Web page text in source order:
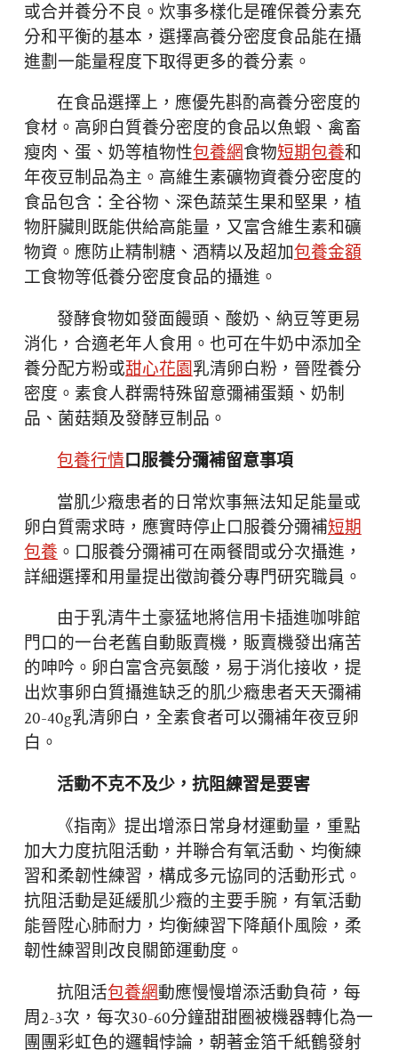
或合并養分不良。炊事多樣化是確保養分素充
分和平衡的基本，選擇高養分密度食品能在攝
進劃一能量程度下取得更多的養分素。
在食品選擇上，應優先斟酌高養分密度的
食材。高卵白質養分密度的食品以魚蝦、禽畜
瘦肉、蛋、奶等植物性包養網食物短期包養和
年夜豆制品為主。高維生素礦物資養分密度的
食品包含：全谷物、深色蔬菜生果和堅果，植
物肝臟則既能供給高能量，又富含維生素和礦
物資。應防止精制糖、酒精以及超加包養金額
工食物等低養分密度食品的攝進。
發酵食物如發面饅頭、酸奶、納豆等更易
消化，合適老年人食用。也可在牛奶中添加全
養分配方粉或甜心花園乳清卵白粉，晉陞養分
密度。素食人群需特殊留意彌補蛋類、奶制
品、菌菇類及發酵豆制品。
包養行情 口服養分彌補留意事項
當肌少癥患者的日常炊事無法知足能量或
卵白質需求時，應實時停止口服養分彌補短期
包養 。口服養分彌補可在兩餐間或分次攝進，
詳細選擇和用量提出徵詢養分專門研究職員。
由于乳清牛土豪猛地將信用卡插進咖啡館
門口的一台老舊自動販賣機，販賣機發出痛苦
的呻吟。卵白富含亮氨酸，易于消化接收，提
出炊事卵白質攝進缺乏的肌少癥患者天天彌補
20-40g乳清卵白，全素食者可以彌補年夜豆卵
白。
活動不克不及少，抗阻練習是要害
《指南》提出增添日常身材運動量，重點
加大力度抗阻活動，并聯合有氧活動、均衡練
習和柔韌性練習，構成多元協同的活動形式。
抗阻活動是延緩肌少癥的主要手腕，有氧活動
能晉陞心肺耐力，均衡練習下降顛仆風險，柔
韌性練習則改良關節運動度。
抗阻活包養網動應慢慢增添活動負荷，每
周2-3次，每次30-60分鐘甜甜圈被機器轉化為一
團團彩虹色的邏輯悖論，朝著金箔千紙鶴發射